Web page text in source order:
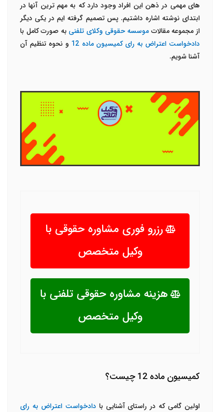
های مهمی در ذهن این افراد وجود دارد که به مهم ترین آنها در
ابتدای نوشته اشاره داشتیم. پس تصمیم گرفته ایم در یکی دیگر
از مجموعه مقالات موسسه حقوقی وکلای تلفنیبه صورت کامل با
دادخواست اعتراض به رای کمیسیون ماده 12
و نحوه تنظیم آن
آشنا شویم.
رزرو فوری مشاوره حقوقی با
وکیل متخصص
هزینه مشاوره حقوقی تلفنی با
وکیل متخصص
کمیسیون ماده 12 چیست؟
اولین گامی که در راستای آشنایی با دادخواست اعتراض به رای